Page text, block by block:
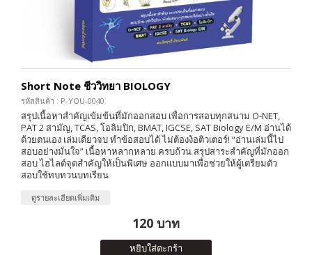
Short Note ชีววิทยา BIOLOGY
รหัสสินค้า : P-YOU-0040
สรุปเนื้อหาสำคัญเข้มข้นที่มักออกสอบ เพื่อการสอบทุกสนาม O-NET,
PAT 2 สามัญ, TCAS, โอลิมปิก, BMAT, IGCSE, SAT Biology E/M อ่านได้
ด้วยตนเอง เล่มเดียวจบ ทำข้อสอบได้ ไม่ต้องง้อติวเตอร์! “อ่านเล่มนี้ไป
สอบอย่างมั่นใจ” เนื้อหาหลากหลาย ครบถ้วน สรุปสาระสำคัญที่มักออก
สอบ ไฮไลต์จุดสำคัญให้เป็นพิเศษ ออกแบบมาเพื่อช่วยให้ผู้เตรียมตัว
สอบใช้ทบทวนบทเรียน
ดูรายละเอียดเพิ่มเติม
120 บาท
หยิบใส่ตะกร้า